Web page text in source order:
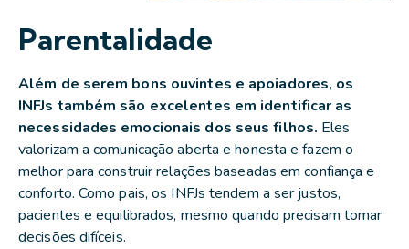
Parentalidade
Além de serem bons ouvintes e apoiadores, os
INFJs também são excelentes em identificar as
necessidades emocionais dos seus filhos. Eles
valorizam a comunicação aberta e honesta e fazem o
melhor para construir relações baseadas em confiança e
conforto. Como pais, os INFJs tendem a ser justos,
pacientes e equilibrados, mesmo quando precisam tomar
decisões difíceis.